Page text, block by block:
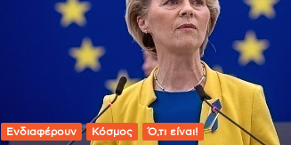
Ενδιαφέρουν Κόσμος Ό,τι είναι!